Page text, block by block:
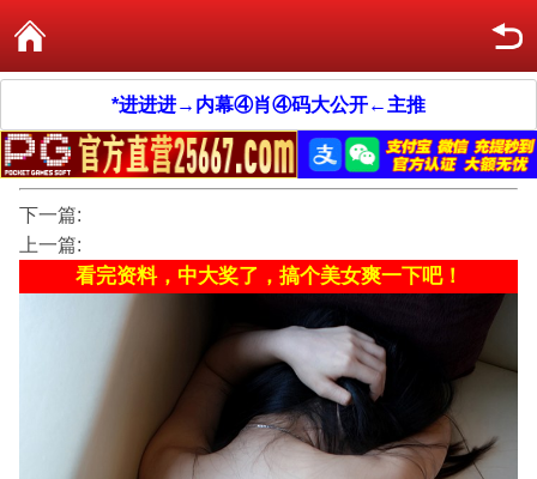
*进进进→内幕④肖④码大公开←主推
下一篇:
上一篇:
看完资料，中大奖了，搞个美女爽一下吧！